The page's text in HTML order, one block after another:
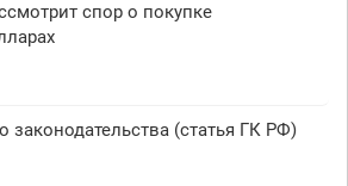
спор о покупке
законодательства (статья ГК РФ)